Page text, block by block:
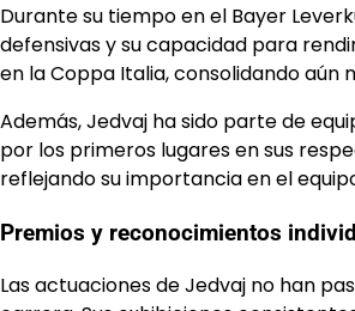
Durante su tiempo en el Bayer
defensivas y su capacidad para
en la Coppa Italia, consolidando aún
Además, Jedvaj ha sido parte de
por los primeros lugares en sus
reflejando su importancia en el
Premios y reconocimientos
Las actuaciones de Jedvaj no han